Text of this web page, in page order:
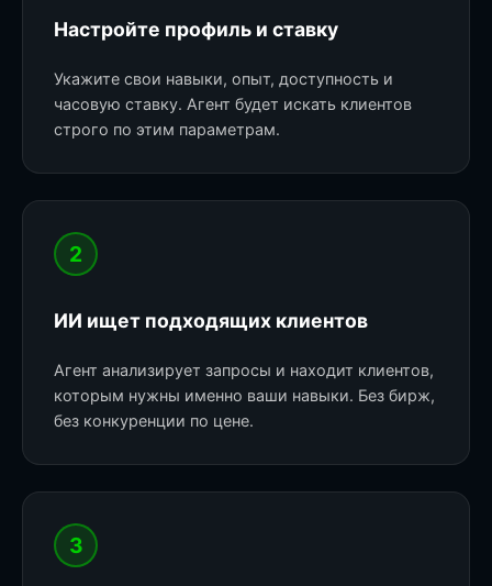
Настройте профиль и ставку
Укажите свои навыки, опыт, доступность и
часовую ставку. Агент будет искать клиентов
строго по этим параметрам.
2
ИИ ищет подходящих клиентов
Агент анализирует запросы и находит клиентов,
которым нужны именно ваши навыки. Без бирж,
без конкуренции по цене.
3